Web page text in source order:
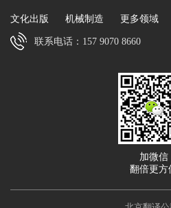
文化出版 机械制造 更多领域
联系电话：157 9070 8660
加微信
翻倍更方